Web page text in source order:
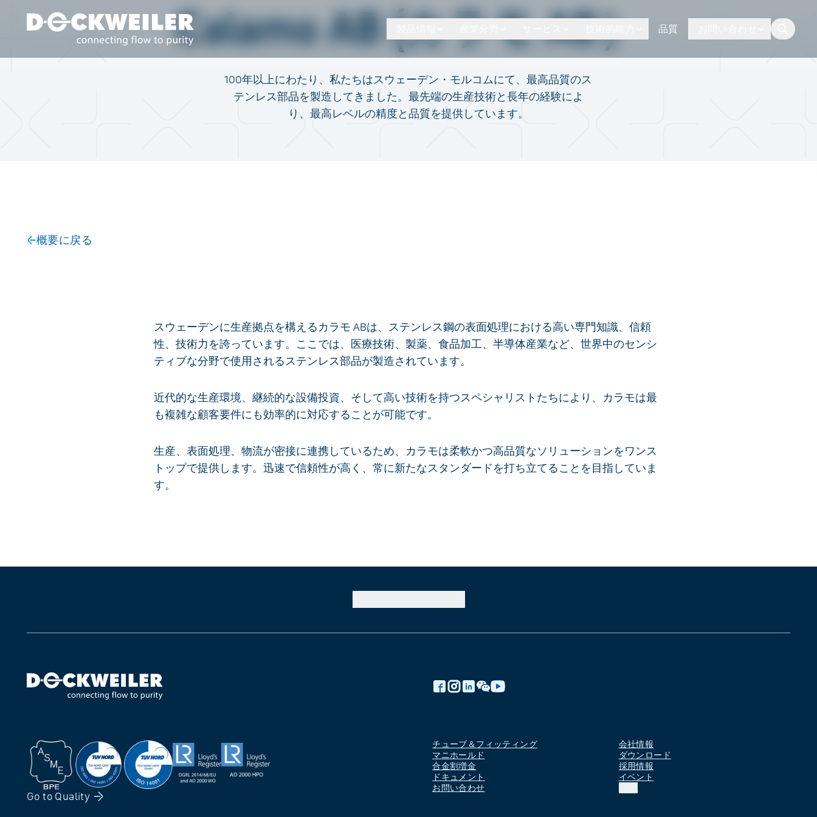
品質
Calamo AB (カラモ AB）
100年以上にわたり、私たちはスウェーデン・モルコムにて、最高品質のス
テンレス部品を製造してきました。最先端の生産技術と長年の経験によ
り、最高レベルの精度と品質を提供しています。
概要に戻る
スウェーデンに生産拠点を構えるカラモ ABは、ステンレス鋼の表面処理における高い専門知識、信頼
性、技術力を誇っています。ここでは、医療技術、製薬、食品加工、半導体産業など、世界中のセンシ
ティブな分野で使用されるステンレス部品が製造されています。
近代的な生産環境、継続的な設備投資、そして高い技術を持つスペシャリストたちにより、カラモは最
も複雑な顧客要件にも効率的に対応することが可能です。
生産、表面処理、物流が密接に連携しているため、カラモは柔軟かつ高品質なソリューションをワンス
トップで提供します。迅速で信頼性が高く、常に新たなスタンダードを打ち立てることを目指していま
す。
Go to Quality
チューブ＆フィッティング
マニホールド
合金割増金
ドキュメント
お問い合わせ
会社情報
ダウンロード
採用情報
イベント